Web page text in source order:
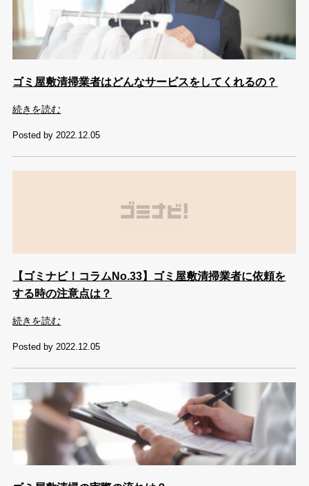
ゴミ屋敷清掃業者はどんなサービスをしてくれるの？
続きを読む
Posted by 2022.12.05
【ゴミナビ！コラムNo.33】ゴミ屋敷清掃業者に依頼を
する時の注意点は？
続きを読む
Posted by 2022.12.05